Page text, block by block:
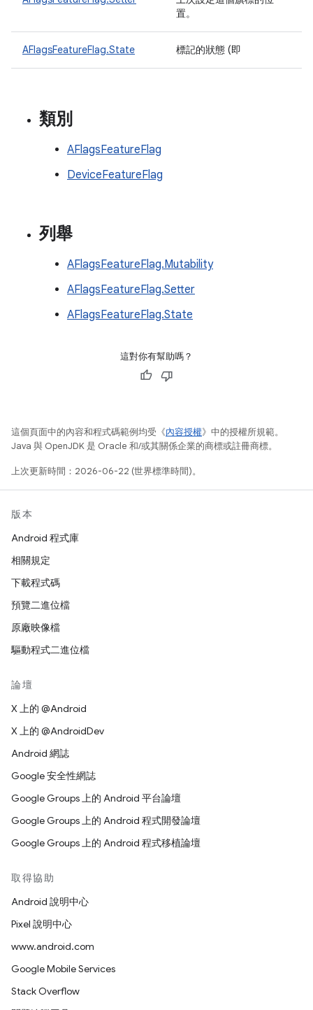
置。
AFlagsFeatureFlag.State 標記的狀態 (即
類別
AFlagsFeatureFlag
DeviceFeatureFlag
列舉
AFlagsFeatureFlag.Mutability
AFlagsFeatureFlag.Setter
AFlagsFeatureFlag.State
這對你有幫助嗎？
這個頁面中的內容和程式碼範例均受《內容授權》中的授權所規範。
Java 與 OpenJDK 是 Oracle 和/或其關係企業的商標或註冊商標。
上次更新時間：2026-06-22 (世界標準時間)。
版本
Android 程式庫
相關規定
下載程式碼
預覽二進位檔
原廠映像檔
驅動程式二進位檔
論壇
X 上的 @Android
X 上的 @AndroidDev
Android 網誌
Google 安全性網誌
Google Groups 上的 Android 平台論壇
Google Groups 上的 Android 程式開發論壇
Google Groups 上的 Android 程式移植論壇
取得協助
Android 說明中心
Pixel 說明中心
www.android.com
Google Mobile Services
Stack Overflow